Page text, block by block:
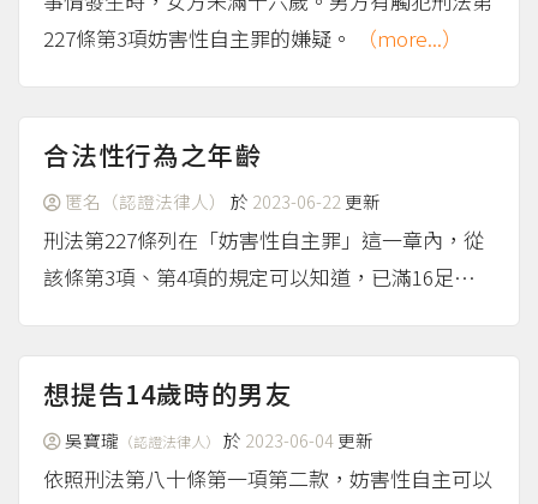
227條第3項妨害性自主罪的嫌疑。
（more...）
合法性行為之年齡
匿名（認證法律人） 於 2023-06-22 更新
刑法第227條列在「妨害性自主罪」這一章內，從
該條第3項、第4項的規定可以知道，已滿16足歲的
主」受妨害的問題。但是，過早的性行為畢竟有害
身心健康，不值得鼓勵，即使沒有刑責，由於侵害
了父母對未成年...
（more...）
想提告14歲時的男友
吳寶瓏 （認證法律人） 於 2023-06-04更新
依照刑法第八十條第一項第二款，妨害性自主可以